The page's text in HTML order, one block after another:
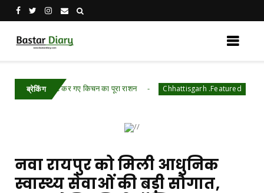
ब्रेकिंग
चट कर गए किचन का पूरा राशन Chhattisgarh .Featured रायपुर पुलिस
नवा रायपुर को मिली आधुनिक
स्वास्थ्य सेवाओं की बड़ी सौगात,